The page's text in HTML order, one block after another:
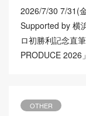
2026/7/30 7/31(
Supported by 横
ロ初勝利記念直
PRODUCE 2026
OTHER